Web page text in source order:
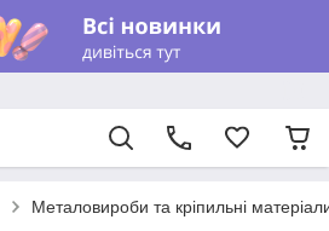
Металовироби та кріпильні